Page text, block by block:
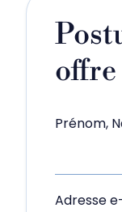
offre
Prénom,
Adresse